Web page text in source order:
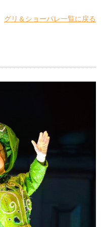
グリ＆ショーパレ一覧に戻る